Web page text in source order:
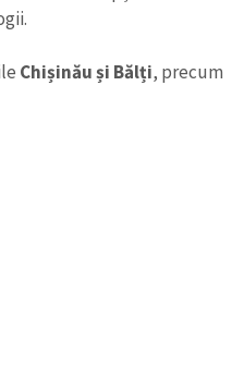
Chișinău și Bălți, precum